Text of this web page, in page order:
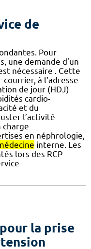
de
Pour
une demande d’un
nécessaire . Cette
à l'adresse
de jour (HDJ)
cardio-
et du
l’activité
charge
en néphrologie,
interne. Les
lors des RCP
la prise